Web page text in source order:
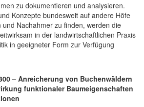
zu dokumentieren und analysieren.
Konzepte bundesweit auf andere Höfe
Nachahmer zu finden, werden die
in der landwirtschaftlichen Praxis
in geeigneter Form zur Verfügung
– Anreicherung von Buchenwäldern
funktionaler Baumeigenschaften